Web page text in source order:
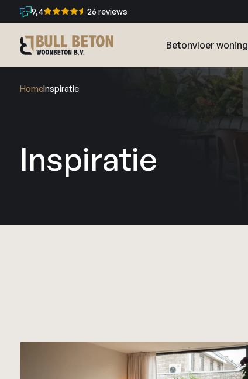
9,4 26 reviews
Betonvloer woning
HomeInspiratie
Inspiratie